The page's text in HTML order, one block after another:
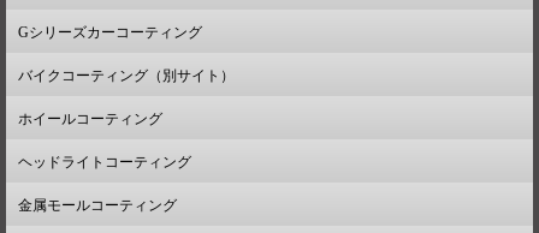
Gシリーズカーコーティング
バイクコーティング（別サイト）
ホイールコーティング
ヘッドライトコーティング
金属モールコーティング